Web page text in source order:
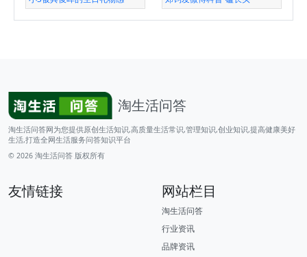
淘生活问答
淘生活问答网为您提供原创生活知识,高质量生活常识,管理知识,创业知识,提高健康美好
生活,打造全网生活服务问答知识平台
© 2026 淘生活问答 版权所有
友情链接 网站栏目
淘生活问答
行业资讯
品牌资讯